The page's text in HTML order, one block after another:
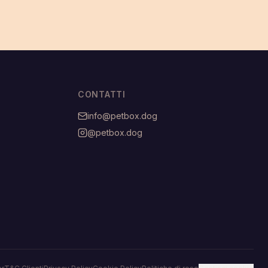
CONTATTI
info@petbox.dog
@petbox.dog